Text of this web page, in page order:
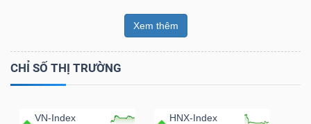
Xem thêm
CHỈ SỐ THỊ TRƯỜNG
VN-Index HNX-Index